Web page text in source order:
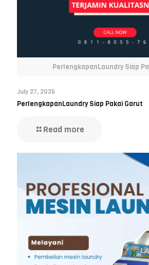
PerlengkapanLaundry Siap
July 27, 2026
PerlengkapanLaundry Siap Pakai Garut
Read more